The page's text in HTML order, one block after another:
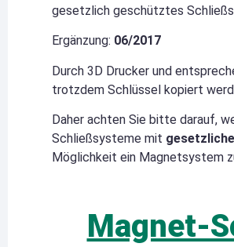
gesetzlich geschütztes
Ergänzung: 06/2017
Durch 3D Drucker und
trotzdem Schlüssel kopiert
Daher achten Sie bitte darauf,
Schließsysteme mit
Möglichkeit ein Magnetsystem
Magnet-